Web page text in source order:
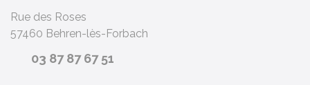
Rue des Roses
57460 Behren-lès-Forbach
03 87 87 67 51